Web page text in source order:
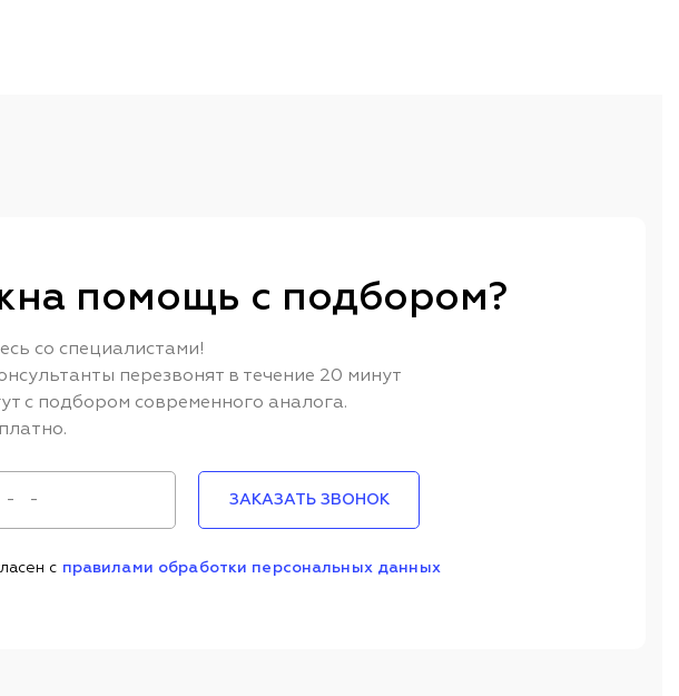
помощь с подбором?
со специалистами!
перезвонят в течение 20 минут
с подбором современного аналога.
ЗАКАЗАТЬ ЗВОНОК
с правилами обработки персональных данных